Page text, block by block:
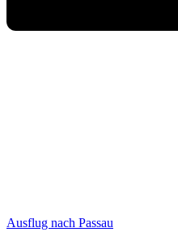
Ausflug nach Passau